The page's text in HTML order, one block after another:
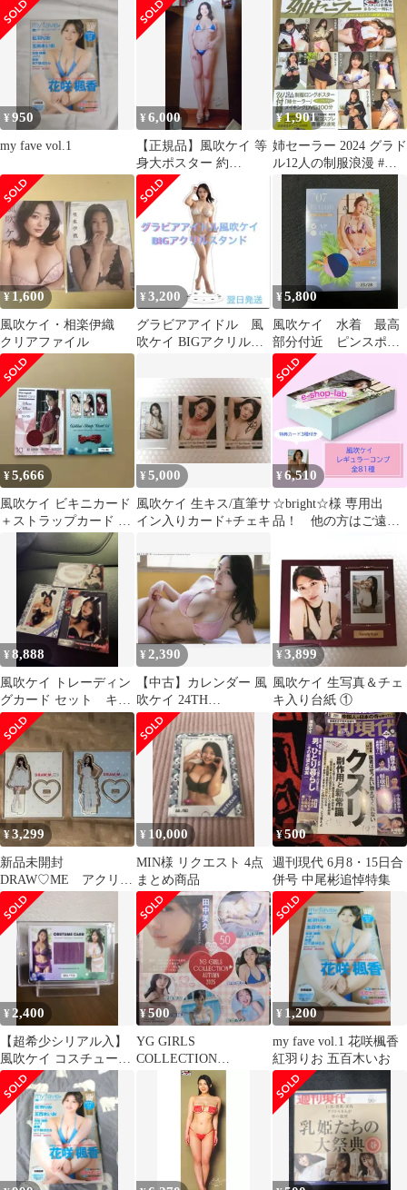
トBOX
ビキニ)
¥950
my fave vol.1
¥6,000
【正規品】風吹ケイ 等
身大ポスター 約
180×60cm アサ芸Secret!
特典
¥1,901
姉セーラー 2024 グラド
ル12人の制服浪漫 #
DVD(未開封)
¥ 1,600
風吹ケイ・相楽伊織
クリアファイル
¥ 3,200
グラビアアイドル 風
吹ケイ BIGアクリルス
¥5,800
風吹ケイ 水着 最高
部分付近 ピンスポビ
キニカード
¥5,666
風吹ケイ ビキニカード
＋ストラップカード 2
枚セット
¥5,000
風吹ケイ 生キス/直筆サ
イン入りカード+チェキ
¥6,510
☆bright☆様 専用出
品！ 他の方はご遠慮
¥8,888
風吹ケイ トレーディン
グカード セット キス
カード
¥2,390
【中古】カレンダー 風
吹ケイ 24TH
BIRTHDAY MEMORIAL
CALENDAR BOOK
2023.4.5-2024.3 壁掛け
カレンダーブック
¥3,899
風吹ケイ 生写真＆チェ
キ入り台紙 ①
¥3,299
新品未開封
DRAW♡ME アクリル
スタンド ドローミー
アクスタ ケイ/梨々夏
¥ 10,000
MIN様 リクエスト 4点
まとめ商品
¥500
週刊現代 6月8・15日合
併号 中尾彬追悼特集
¥ 2,400
【超希少シリアル入】
風吹ケイ コスチューム
カード 特典 極レア
¥500
YG GIRLS
COLLECTION
AUTUMN 2025
¥ 1,200
my fave vol.1 花咲楓香
紅羽りお 五百木いお